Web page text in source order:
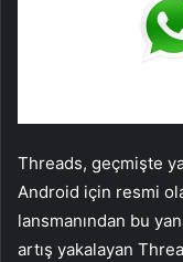
Threads, geçmişte
Android için resmi
lansmanından bu
artış yakalayan